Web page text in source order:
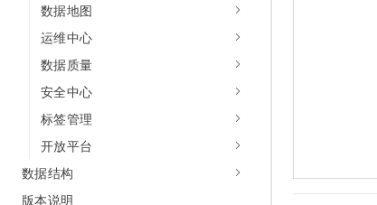
数据地图
运维中心
数据质量
安全中心
标签管理
开放平台
数据结构
版本说明